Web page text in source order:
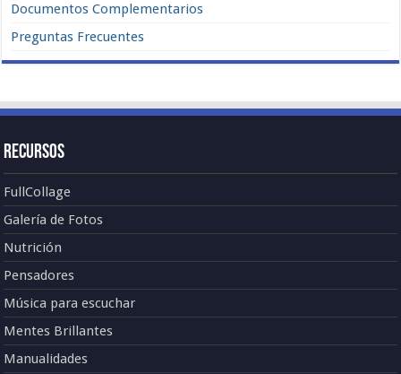
Documentos Complementarios
Preguntas Frecuentes
Recursos
FullCollage
Galería de Fotos
Nutrición
Pensadores
Música para escuchar
Mentes Brillantes
Manualidades